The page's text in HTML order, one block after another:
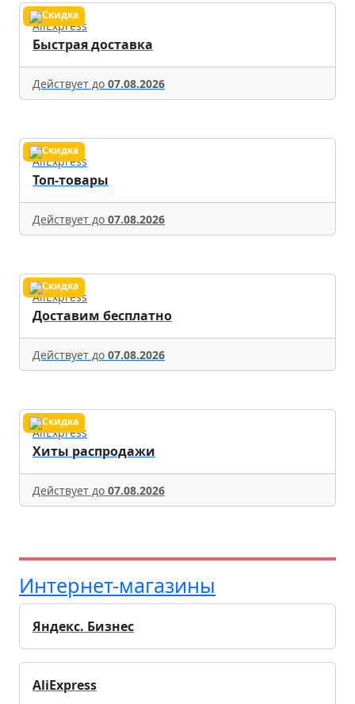
AliExpress
Быстрая доставка
Действует до 07.08.2026
AliExpress
Топ-товары
Действует до 07.08.2026
AliExpress
Доставим бесплатно
Действует до 07.08.2026
AliExpress
Хиты распродажи
Действует до 07.08.2026
Интернет-магазины
Яндекс. Бизнес
AliExpress